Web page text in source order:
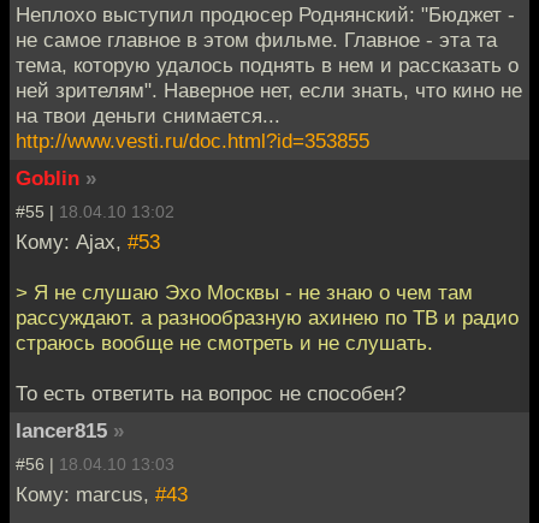
Неплохо выступил продюсер Роднянский: "Бюджет -
не самое главное в этом фильме. Главное - эта та
тема, которую удалось поднять в нем и рассказать о
ней зрителям". Наверное нет, если знать, что кино не
на твои деньги снимается...
http://www.vesti.ru/doc.html?id=353855
Goblin »
#55 | 18.04.10 13:02
Кому: Ajax, #53
> Я не слушаю Эхо Москвы - не знаю о чем там
рассуждают. а разнообразную ахинею по ТВ и радио
страюсь вообще не смотреть и не слушать.
То есть ответить на вопрос не способен?
lancer815 »
#56 | 18.04.10 13:03
Кому: marcus, #43